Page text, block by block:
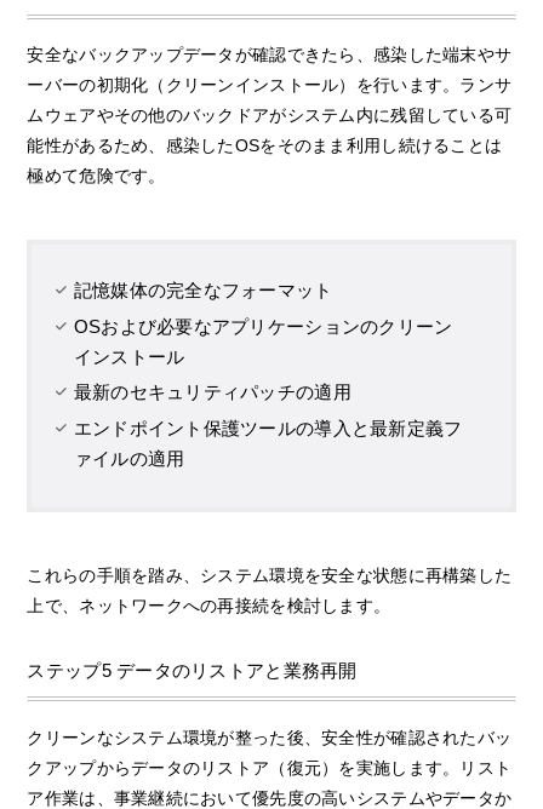
安全なバックアップデータが確認できたら、感染した端末やサ
ーバーの初期化（クリーンインストール）を行います。ランサ
ムウェアやその他のバックドアがシステム内に残留している可
能性があるため、感染したOSをそのまま利用し続けることは
極めて危険です。
記憶媒体の完全なフォーマット
OSおよび必要なアプリケーションのクリーン
インストール
最新のセキュリティパッチの適用
エンドポイント保護ツールの導入と最新定義フ
ァイルの適用
これらの手順を踏み、システム環境を安全な状態に再構築した
上で、ネットワークへの再接続を検討します。
ステップ5 データのリストアと業務再開
クリーンなシステム環境が整った後、安全性が確認されたバッ
クアップからデータのリストア（復元）を実施します。リスト
ア作業は、事業継続において優先度の高いシステムやデータか